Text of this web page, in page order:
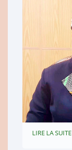
LIRE LA SUITE